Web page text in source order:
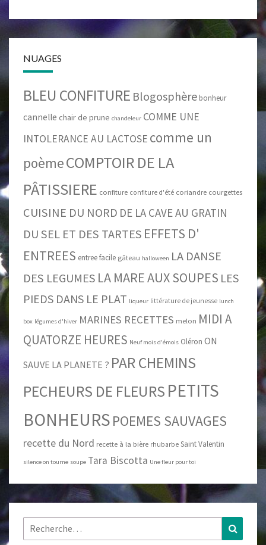
NUAGES
BLEU CONFITURE Blogosphère bonheur
cannelle chair de prune chandeleur COMME UNE
INTOLERANCE AU LACTOSE comme un
poèmeCOMPTOIR DE LA
PÂTISSIERE confiture confiture d'été coriandre courgettes
CUISINE DU NORD DE LA CAVE AU GRATIN
DU SEL ET DES TARTES EFFETS D'
ENTREES entree facile gâteau halloween LA DANSE
DES LEGUMES LA MARE AUX SOUPES LES
PIEDS DANS LE PLAT liqueur littérature de jeunesse lunch
box légumes d'hiver MARINES RECETTES melon MIDI A
QUATORZE HEURES Neuf mois d'émois Oléron ON
SAUVE LA PLANETE ? PAR CHEMINS
PECHEURS DE FLEURS PETITS
BONHEURS POEMES SAUVAGES
recette du Nord recette à la bière rhubarbe Saint Valentin
silence on tourne soupe Tara Biscotta Une fleur pour toi
Rechercher :